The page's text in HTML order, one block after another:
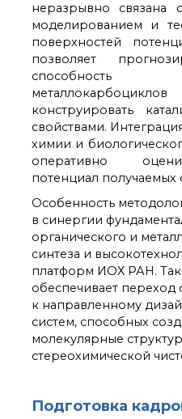
неразрывно связана
моделированием и
поверхностей
позволяет
конструировать
свойствами.
химии и
оперативно
потенциал получаемых
Особенность
в синергии
органического и
синтеза и
платформ ИОХ РАН.
обеспечивает переход
к направленному
систем, способных
молекулярные
стереохимической
Подготовка